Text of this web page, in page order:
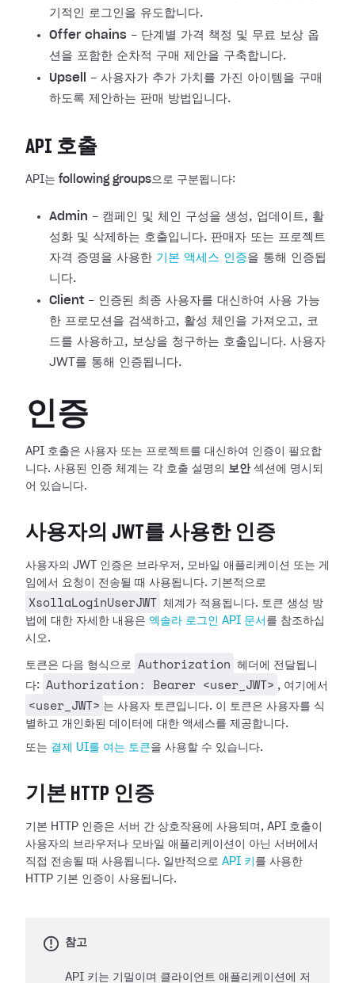
기적인 로그인을 유도합니다.
Offer chains - 단계별 가격 책정 및 무료 보상 옵
션을 포함한 순차적 구매 제안을 구축합니다.
Upsell
- 사용자가 추가 가치를 가진 아이템을 구매
하도록 제안하는 판매 방법입니다.
API 호출
API는 following groups으로 구분됩니다:
Admin - 캠페인 및 체인 구성을 생성, 업데이트, 활
성화 및 삭제하는 호출입니다. 판매자 또는 프로젝트
자격 증명을 사용한 기본 액세스 인증을 통해 인증됩
니다.
Client - 인증된 최종 사용자를 대신하여 사용 가능
한 프로모션을 검색하고, 활성 체인을 가져오고, 코
드를 사용하고, 보상을 청구하는 호출입니다. 사용자
JWT를 통해 인증됩니다.
인증
API 호출은 사용자 또는 프로젝트를 대신하여 인증이 필요합
니다. 사용된 인증 체계는 각 호출 설명의 보안섹션에 명시되
어 있습니다.
사용자의 JWT를 사용한 인증
사용자의 JWT 인증은 브라우저, 모바일 애플리케이션 또는 게
임에서 요청이 전송될 때 사용됩니다. 기본적으로
XsollaLoginUserJWT 체계가 적용됩니다. 토큰 생성 방
법에 대한 자세한 내용은 엑솔라 로그인 API 문서 를 참조하십
시오.
토큰은 다음 형식으로 Authorization
헤더에 전달됩니
다:
Authorization: Bearer <user_JWT> , 여기에서
<user_JWT> 는 사용자 토큰입니다. 이 토큰은 사용자를 식
별하고 개인화된 데이터에 대한 액세스를 제공합니다.
또는 결제 UI를 여는 토큰을 사용할 수 있습니다.
기본 HTTP 인증
기본 HTTP 인증은 서버 간 상호작용에 사용되며, API 호출이
사용자의 브라우저나 모바일 애플리케이션이 아닌 서버에서
직접 전송될 때 사용됩니다. 일반적으로 API 키 를 사용한
HTTP 기본 인증이 사용됩니다.
참고
API 키는 기밀이며 클라이언트 애플리케이션에 저